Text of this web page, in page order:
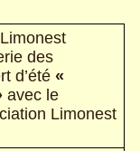
des
d’été «
avec le
Limonest